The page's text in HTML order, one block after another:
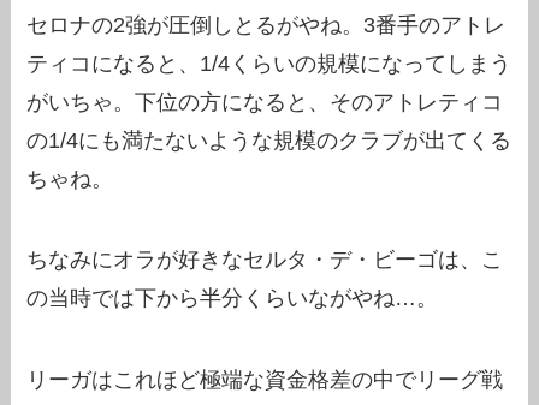
セロナの2強が圧倒しとるがやね。3番手のアトレ
ティコになると、1/4くらいの規模になってしまう
がいちゃ。下位の方になると、そのアトレティコ
の1/4にも満たないような規模のクラブが出てくる
ちゃね。
ちなみにオラが好きなセルタ・デ・ビーゴは、こ
の当時では下から半分くらいながやね…。
リーガはこれほど極端な資金格差の中でリーグ戦